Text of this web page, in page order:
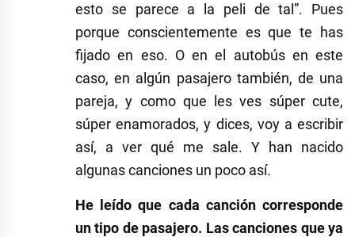
esto se parece a la peli de tal”. Pues
porque conscientemente es que te has
fijado en eso. O en el autobús en este
caso, en algún pasajero también, de una
pareja, y como que les ves súper cute,
súper enamorados, y dices, voy a escribir
así, a ver qué me sale. Y han nacido
algunas canciones un poco así.
He leído que cada canción corresponde
un tipo de pasajero. Las canciones que ya